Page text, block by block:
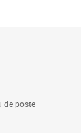
de poste